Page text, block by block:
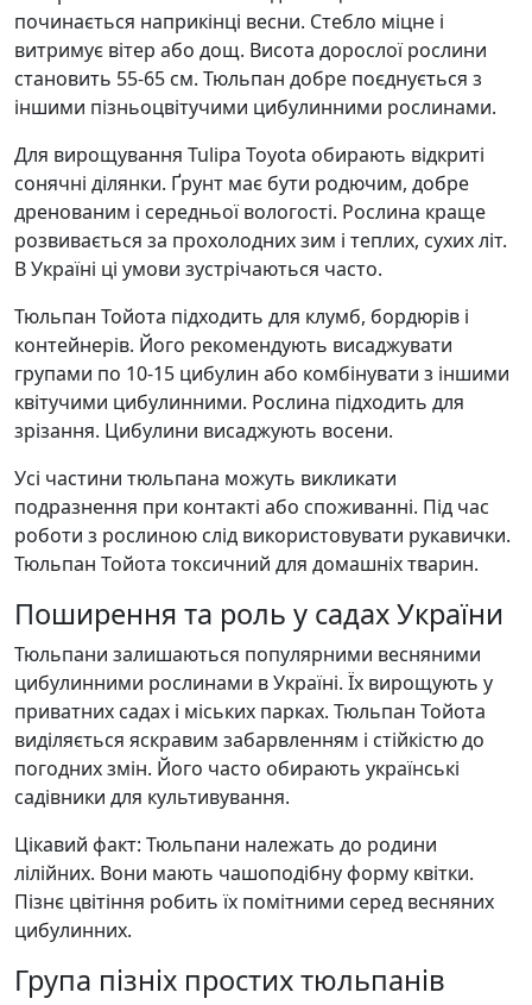
починається наприкінці весни. Стебло міцне і
витримує вітер або дощ. Висота дорослої рослини
становить 55-65 см. Тюльпан добре поєднується з
іншими пізньоцвітучими цибулинними рослинами.
Для вирощування Tulipa Toyota обирають відкриті
сонячні ділянки. Ґрунт має бути родючим, добре
дренованим і середньої вологості. Рослина краще
розвивається за прохолодних зим і теплих, сухих літ.
В Україні ці умови зустрічаються часто.
Тюльпан Тойота підходить для клумб, бордюрів і
контейнерів. Його рекомендують висаджувати
групами по 10-15 цибулин або комбінувати з іншими
квітучими цибулинними. Рослина підходить для
зрізання. Цибулини висаджують восени.
Усі частини тюльпана можуть викликати
подразнення при контакті або споживанні. Під час
роботи з рослиною слід використовувати рукавички.
Тюльпан Тойота токсичний для домашніх тварин.
Поширення та роль у садах України
Тюльпани залишаються популярними весняними
цибулинними рослинами в Україні. Їх вирощують у
приватних садах і міських парках. Тюльпан Тойота
виділяється яскравим забарвленням і стійкістю до
погодних змін. Його часто обирають українські
садівники для культивування.
Цікавий факт: Тюльпани належать до родини
лілійних. Вони мають чашоподібну форму квітки.
Пізнє цвітіння робить їх помітними серед весняних
цибулинних.
Група пізніх простих тюльпанів